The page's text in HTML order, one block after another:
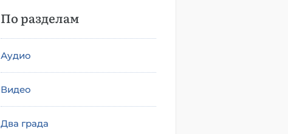
По разделам
Аудио
Видео
Два града